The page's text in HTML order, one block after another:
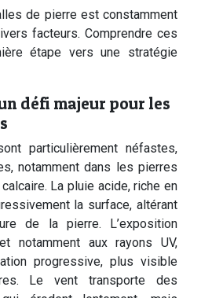
de pierre est constamment
facteurs. Comprendre ces
étape vers une stratégie
défi majeur pour les
particulièrement néfastes,
notamment dans les pierres
La pluie acide, riche en
la surface, altérant
de la pierre. L’exposition
notamment aux rayons UV,
progressive, plus visible
Le vent transporte des